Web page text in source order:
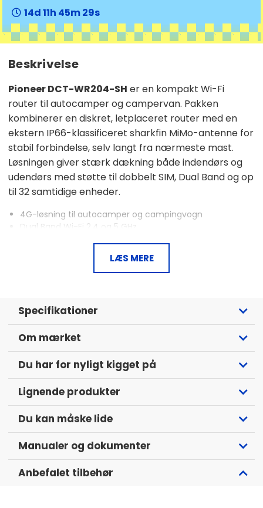
14
11 45 28
Beskrivelse
Pioneer DCT-WR204-SH er en kompakt Wi-Fi
router til autocamper og campervan. Pakken
kombinerer en diskret, letplaceret router med en
ekstern IP66-klassificeret sharkfin MiMo-antenne for
stabil forbindelse, selv langt fra nærmeste mast.
Løsningen giver stærk dækning både indendørs og
udendørs med støtte til dobbelt SIM, Dual Band og op
til 32 samtidige enheder.
4G-løsning til autocamper og campingvogn
Dual Band Wi-Fi 2.4 og 5 GHz
Op til 32 enheder samtidig
To nano SIM-pladser
Webinterface til mobil, tablet og laptop
Sleep Timer og gæstetilstand
LÆS MERE
Specifikationer
Om mærket
Du har for nyligt kigget på
Lignende produkter
Du kan måske lide
Manualer og dokumenter
Anbefalet tilbehør